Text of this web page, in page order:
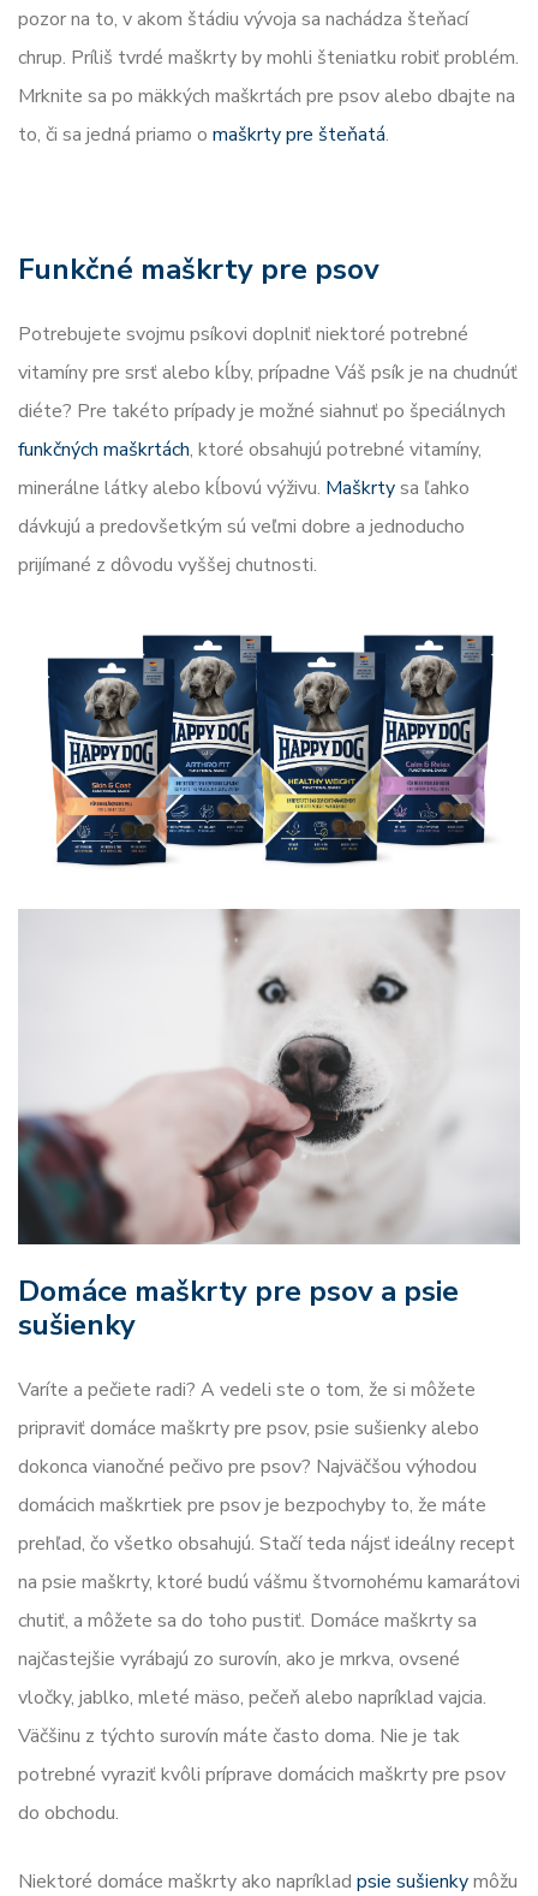
pozor na to, v akom štádiu vývoja sa nachádza šteňací
chrup. Príliš tvrdé maškrty by mohli šteniatku robiť problém.
Mrknite sa po mäkkých maškrtách pre psov alebo dbajte na
to, či sa jedná priamo o maškrty pre šteňatá.
Funkčné maškrty pre psov
Potrebujete svojmu psíkovi doplniť niektoré potrebné
vitamíny pre srsť alebo kĺby, prípadne Váš psík je na chudnúť
diéte? Pre takéto prípady je možné siahnuť po špeciálnych
funkčných maškrtách, ktoré obsahujú potrebné vitamíny,
minerálne látky alebo kĺbovú výživu. Maškrtysa ľahko
dávkujú a predovšetkým sú veľmi dobre a jednoducho
prijímané z dôvodu vyššej chutnosti.
Domáce maškrty pre psov a psie
sušienky
Varíte a pečiete radi? A vedeli ste o tom, že si môžete
pripraviť domáce maškrty pre psov, psie sušienky alebo
dokonca vianočné pečivo pre psov? Najväčšou výhodou
domácich maškrtiek pre psov je bezpochyby to, že máte
prehľad, čo všetko obsahujú. Stačí teda nájsť ideálny recept
na psie maškrty, ktoré budú vášmu štvornohému kamarátovi
chutiť, a môžete sa do toho pustiť. Domáce maškrty sa
najčastejšie vyrábajú zo surovín, ako je mrkva, ovsené
vločky, jablko, mleté mäso, pečeň alebo napríklad vajcia.
Väčšinu z týchto surovín máte často doma. Nie je tak
potrebné vyraziť kvôli príprave domácich maškrty pre psov
do obchodu.
Niektoré domáce maškrty ako napríklad psie sušienkymôžu